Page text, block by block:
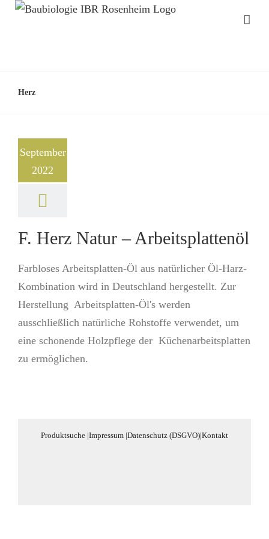
Herz
September
2022
F. Herz Natur – Arbeitsplattenöl
Farbloses Arbeitsplatten-Öl aus natürlicher Öl-Harz-
Kombi­nation wird in Deutschland hergestellt. Zur
Herstellung Arbeitsplatten-Öl's werden
ausschließlich natürliche Rohstoffe ver­wen­det, um
eine schonende Holzpflege der Küchenarbeitsplatten
zu ermög­lichen.
Produktsuche |Impressum |Datenschutz (DSGVO)|Kontakt